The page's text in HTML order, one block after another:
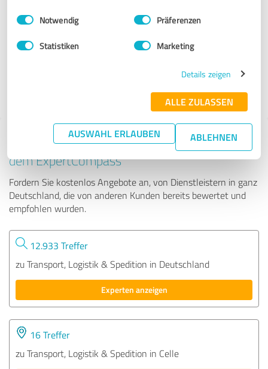
Impressum Datenschutzbestimmungen
Einwilligungsauswahl
Notwendig Präferenzen
Statistiken Marketing
Details zeigen
ALLE ZULASSEN
AUSWAHL ERLAUBEN ABLEHNEN
Rümpelgenie
Tipp: Die passenden Experten finden - mit
dem ExpertCompass
Fordern Sie kostenlos Angebote an, von Dienstleistern in ganz
Deutschland, die von anderen Kunden bereits bewertet und
empfohlen wurden.
12.933 Treffer
zu Transport, Logistik & Spedition in Deutschland
Experten anzeigen
16 Treffer
zu Transport, Logistik & Spedition in Celle